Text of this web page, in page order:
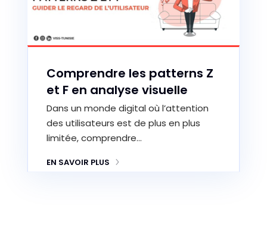
Comprendre les patterns Z
et F en analyse visuelle
Dans un monde digital où l’attention
des utilisateurs est de plus en plus
limitée, comprendre…
EN SAVOIR PLUS